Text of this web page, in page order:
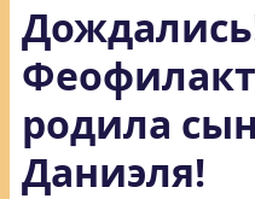
родила
Даниэля!